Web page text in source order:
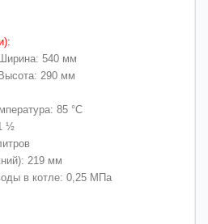
540 мм
290 мм
85 °C
½
219 мм
в котле: 0,25 МПа